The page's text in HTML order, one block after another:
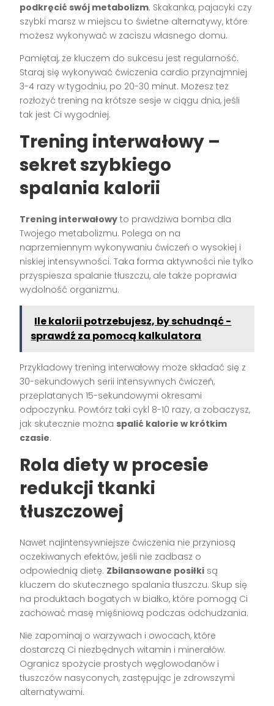
podkręcić swój metabolizm. Skakanka, pajacyki czy
szybki marsz w miejscu to świetne alternatywy, które
możesz wykonywać w zaciszu własnego domu.
Pamiętaj, że kluczem do sukcesu jest regularność.
Staraj się wykonywać ćwiczenia cardio przynajmniej
3-4 razy w tygodniu, po 20-30 minut. Możesz też
rozłożyć trening na krótsze sesje w ciągu dnia, jeśli
tak jest Ci wygodniej.
Trening interwałowy –
sekret szybkiego
spalania kalorii
Trening interwałowy to prawdziwa bomba dla
Twojego metabolizmu. Polega on na
naprzemiennym wykonywaniu ćwiczeń o wysokiej i
niskiej intensywności. Taka forma aktywności nie tylko
przyspiesza spalanie tłuszczu, ale także poprawia
wydolność organizmu.
Ile kalorii potrzebujesz, by schudnąć -
sprawdź za pomocą kalkulatora
Przykładowy trening interwałowy może składać się z
30-sekundowych serii intensywnych ćwiczeń,
przeplatanych 15-sekundowymi okresami
odpoczynku. Powtórz taki cykl 8-10 razy, a zobaczysz,
jak skutecznie można spalić kalorie w krótkim
czasie.
Rola diety w procesie
redukcji tkanki
tłuszczowej
Nawet najintensywniejsze ćwiczenia nie przyniosą
oczekiwanych efektów, jeśli nie zadbasz o
odpowiednią dietę. Zbilansowane posiłki są
kluczem do skutecznego spalania tłuszczu. Skup się
na produktach bogatych w białko, które pomogą Ci
zachować masę mięśniową podczas odchudzania.
Nie zapominaj o warzywach i owocach, które
dostarczą Ci niezbędnych witamin i minerałów.
Ogranicz spożycie prostych węglowodanów i
tłuszczów nasyconych, zastępując je zdrowszymi
alternatywami.